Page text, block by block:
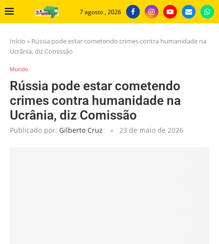
7 agosto , 2026
Início » Rússia pode estar cometendo crimes contra humanidade na
Ucrânia, diz Comissão
Mundo
Rússia pode estar cometendo
crimes contra humanidade na
Ucrânia, diz Comissão
Publicado por: Gilberto Cruz 23 de maio de 2026